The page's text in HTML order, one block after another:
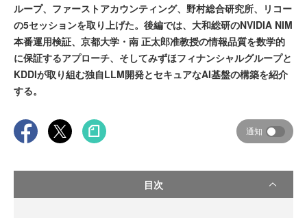
ループ、ファーストアカウンティング、野村総合研究所、リコー
の5セッションを取り上げた。後編では、大和総研のNVIDIA NIM
本番運用検証、京都大学・南 正太郎准教授の情報品質を数学的
に保証するアプローチ、そしてみずほフィナンシャルグループと
KDDIが取り組む独自LLM開発とセキュアなAI基盤の構築を紹介
する。
通知
目次